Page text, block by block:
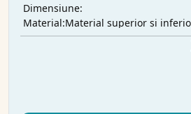
Dimensiune:
Material: